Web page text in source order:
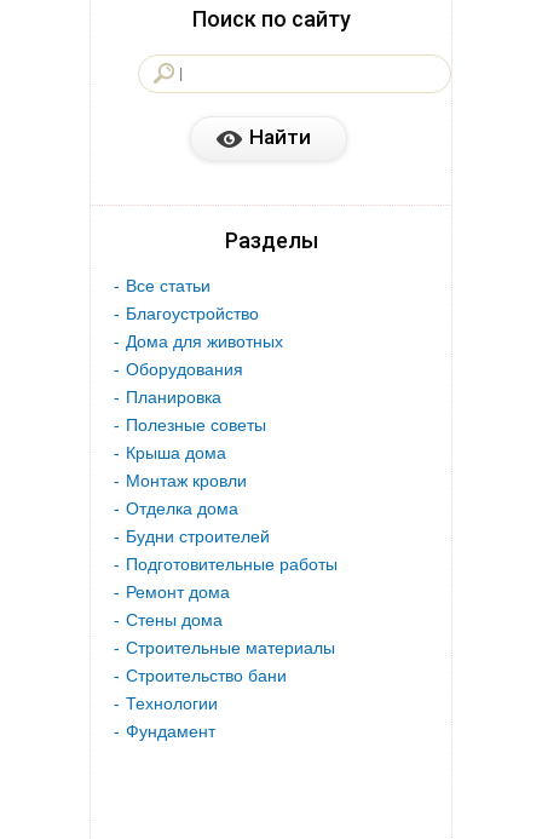
Поиск по сайту
Разделы
Все статьи
Благоустройство
Дома для животных
Оборудования
Планировка
Полезные советы
Крыша дома
Монтаж кровли
Отделка дома
Будни строителей
Подготовительные работы
Ремонт дома
Стены дома
Строительные материалы
Строительство бани
Технологии
Фундамент